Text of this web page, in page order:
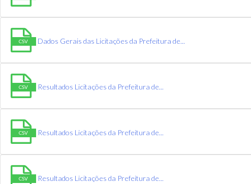
CSV Dados Gerais das Licitações da Prefeitura de...
CSV Resultados Licitações da Prefeitura de...
CSV Resultados Licitações da Prefeitura de...
CSV Resultados Licitações da Prefeitura de...